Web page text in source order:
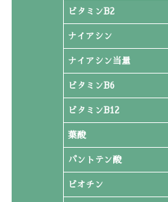
ビタミンB2
ナイアシン
ナイアシン当量
ビタミンB6
ビタミンB12
葉酸
パントテン酸
ビオチン